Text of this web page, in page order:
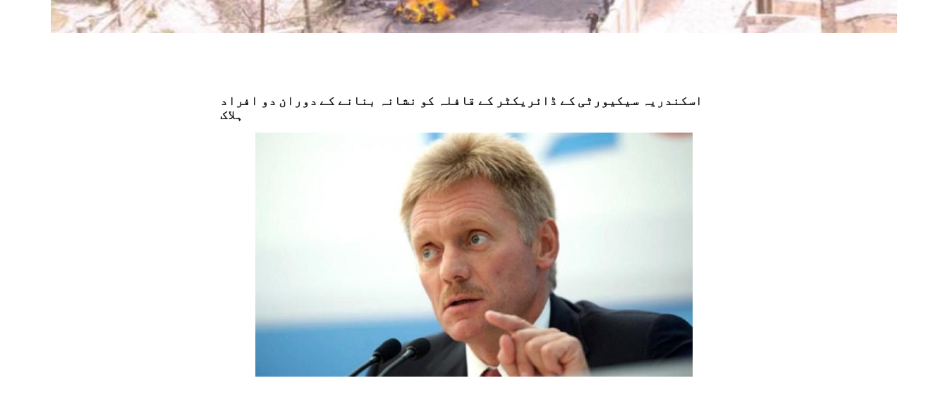
اسکندریہ سیکیورٹی کے ڈائریکٹر کے قافلہ کو نشانہ بنانے کے دوران دو افراد
ہلاک